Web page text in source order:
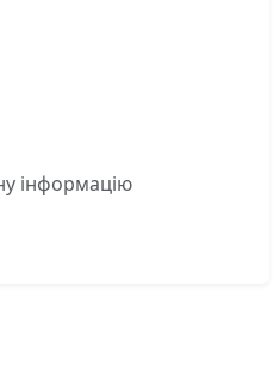
інформацію